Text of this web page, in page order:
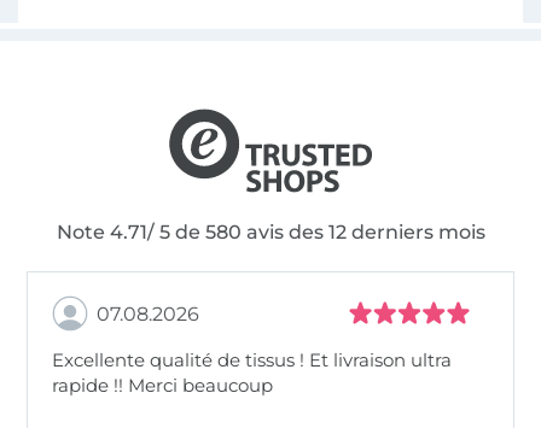
Note 4.71/ 5 de 580 avis des 12 derniers mois
07.08.2026
Excellente qualité de tissus ! Et livraison ultra
rapide !! Merci beaucoup